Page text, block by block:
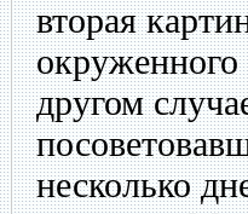
вторая
другом
несколько